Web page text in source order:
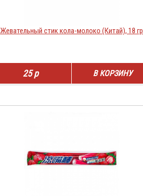
Жевательный стик кола-молоко (Китай), 18 гр
25 р В КОРЗИНУ